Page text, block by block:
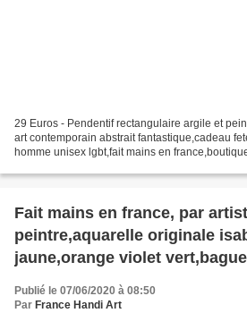
29 Euros - Pendentif rectangulaire argile et
art contemporain abstrait fantastique,cadeau
homme unisex lgbt,fait mains en
Fait mains en france, par
peintre,aquarelle originale
jaune,orange violet
59,bijou femme,art moderne
ethnique,boho
Publié le 07/06/2020 à 08:50
Par France Handi Art